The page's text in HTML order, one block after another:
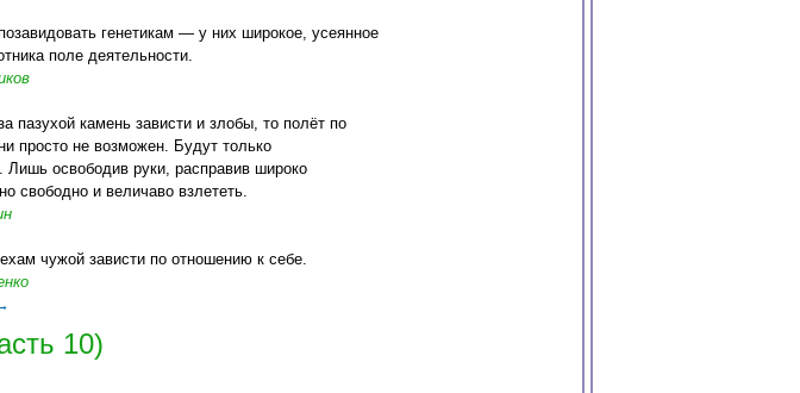
генетикам — у них широкое, усеянное
поле деятельности.
пазухой камень зависти и злобы, то полёт по
просто не возможен. Будут только
Лишь освободив руки, расправив широко
свободно и величаво взлететь.
чужой зависти по отношению к себе.
10)